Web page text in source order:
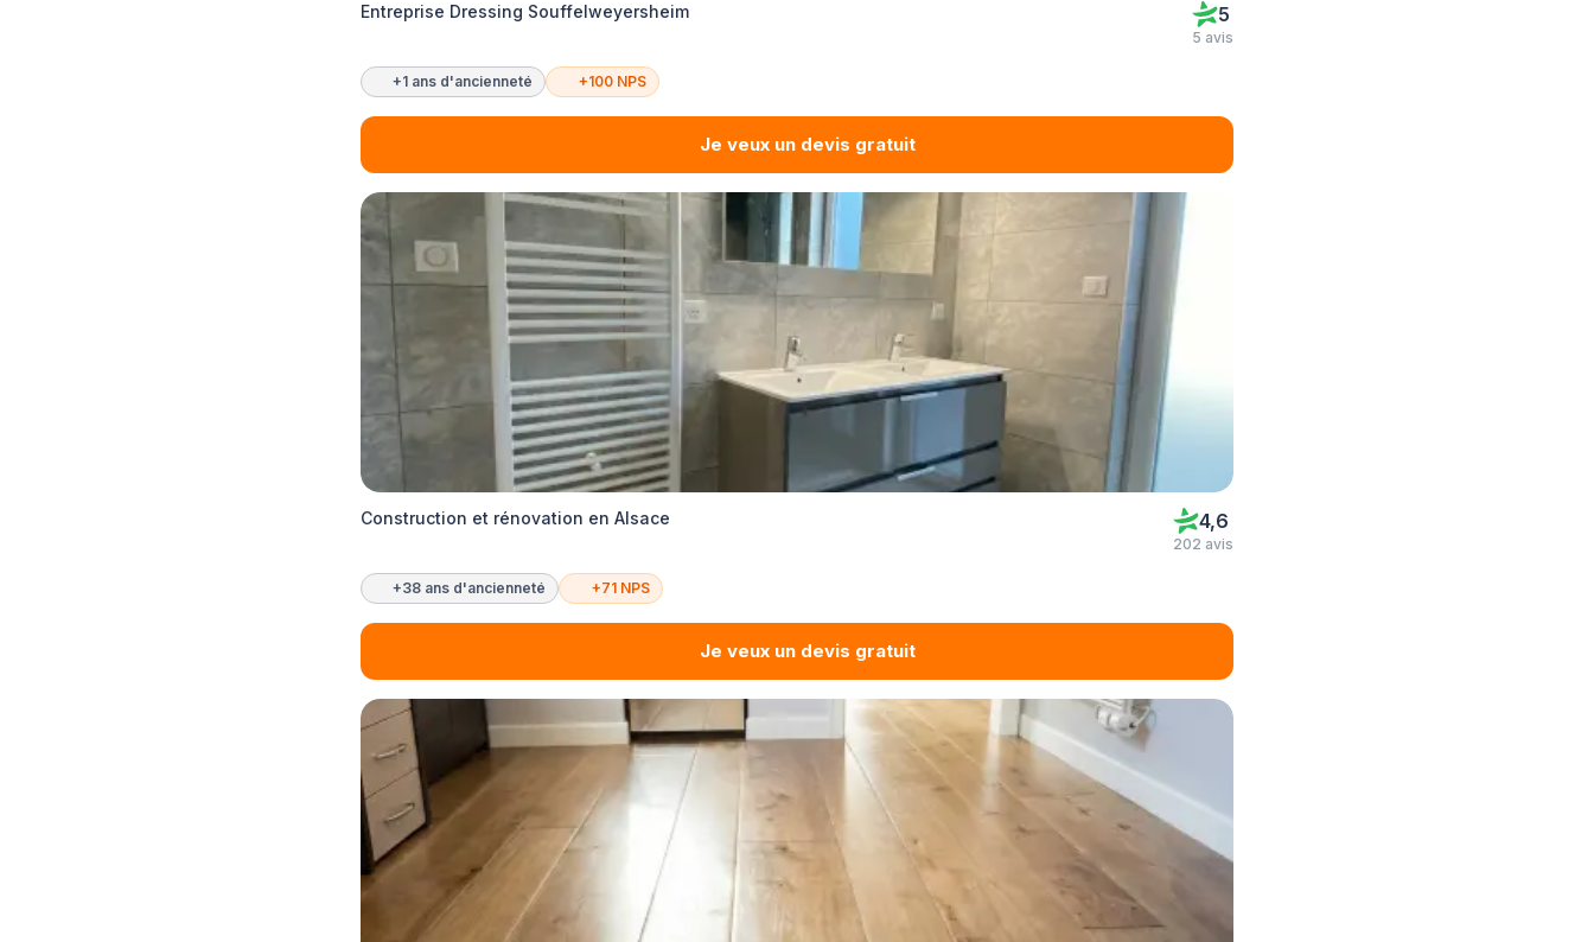
Entreprise Dressing Souffelweyersheim 5
5 avis
+1 ans d'ancienneté +100 NPS
Je veux un devis gratuit
Construction et rénovation en Alsace 4,6
202 avis
+38 ans d'ancienneté +71 NPS
Je veux un devis gratuit